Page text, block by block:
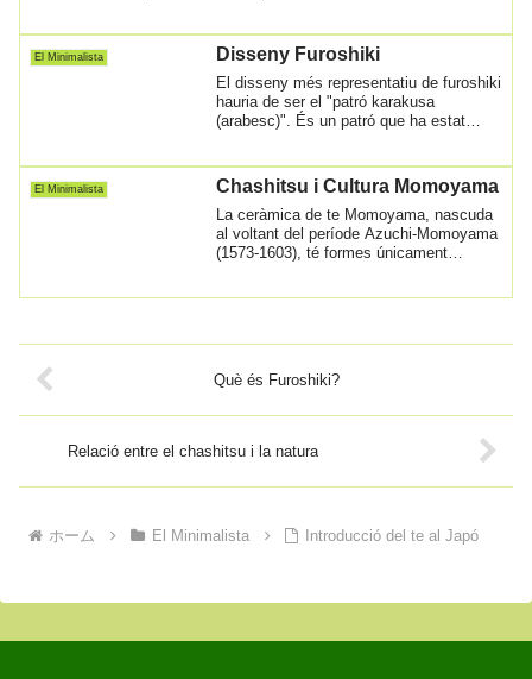
El Minimalista Disseny Furoshiki
El disseny més representatiu de furoshiki
hauria de ser el "patró karakusa
(arabesc)". És un patró que ha estat
El Minimalista Chashitsu i Cultura Momoyama
La ceràmica de te Momoyama, nascuda
al voltant del període Azuchi-Momoyama
(1573-1603), té formes únicament
Què és Furoshiki?
Relació entre el chashitsu i la natura
ホーム El Minimalista Introducció del te al Japó